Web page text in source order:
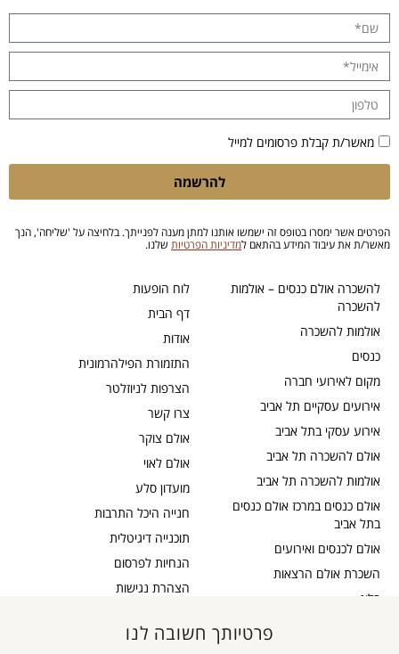
לוח הופעות
דף הבית
אודות
התזמורת הפילהרמונית
הצרפות לניוזלטר
צרו קשר
אולם צוקר
אולם לאוי
מועדון סלע
חנייה היכל התרבות
תוכנייה דיגיטלית
הנחיות לפרסום
הצהרת נגישות
אישור נגישות
להשכרה אולם כנסים – אולמות
להשכרה
אולמות להשכרה
כנסים
מקום לאירועי חברה
אירועים עסקיים תל אביב
אירוע עסקי בתל אביב
אולם להשכרה תל אביב
אולמות להשכרה תל אביב
אולם כנסים במרכז אולם כנסים
בתל אביב
אולם לכנסים ואירועים
השכרת אולם הרצאות
בלוג
מאשר/ת קבלת פרסומים למייל
להרשמה
הפרטים אשר ימסרו בטופס זה ישמשו אותנו למתן מענה לפנייתך. בלחיצה על 'שליחה', הנך
מאשר/ת את עיבוד המידע בהתאם למדיניות הפרטיות שלנו.
פרטיותך חשובה לנו